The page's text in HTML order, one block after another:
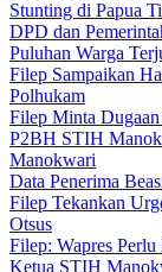
Stunting di Papua
DPD dan
Puluhan Warga
Filep Sampaikan
Polhukam
Filep Minta
P2BH STIH
Manokwari
Data Penerima
Filep Tekankan
Otsus
Filep: Wapres
Ketua STIH